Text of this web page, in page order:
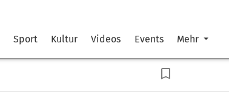
Sport Kultur Videos Events Mehr